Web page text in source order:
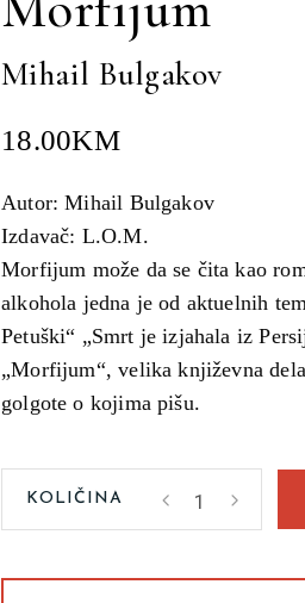
Mihail Bulgakov
18.00KM
Autor: Mihail Bulgakov
Izdavač: L.O.M.
Morfijum može da se čita kao
alkohola jedna je od aktuelnih
Petuški“ „Smrt je izjahala iz
„Morfijum“, velika književna
golgote o kojima pišu.
quantity